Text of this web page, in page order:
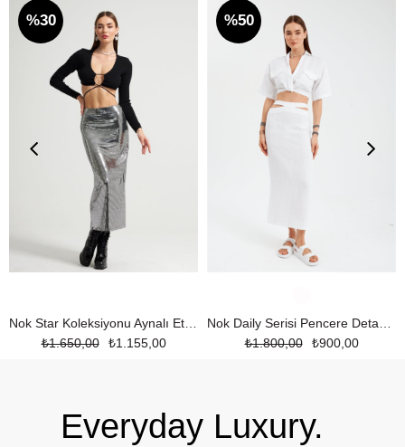
Nok Star Koleksiyonu Aynalı Etek SİYAHKAREGÜMÜŞ
₺1.155,00
₺1.650,00
%30
Nok Daily Serisi Pencere Detaylı %100 Keten Etek Beyaz
₺900,00
₺1.800,00
%50
Everyday Luxury.